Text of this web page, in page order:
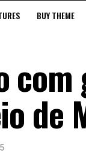
BUY THEME
de